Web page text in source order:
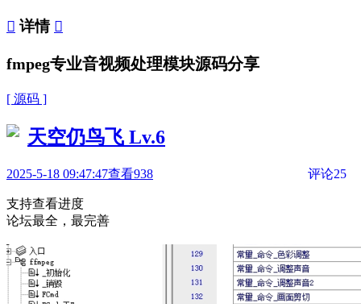
 详情 
fmpeg专业音视频处理模块源码分享
[ 源码 ]
天空仍鸟飞 Lv.6
2025-5-18 09:47:47查看938 评论25
支持查看进度
论坛最全，最完善